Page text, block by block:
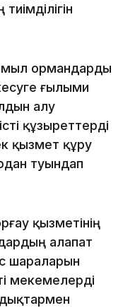
ормандарды
ғылыми
алу
құзыреттерді
қызмет құру
туындап
қызметінің
алапат
шараларын
мекемелерді